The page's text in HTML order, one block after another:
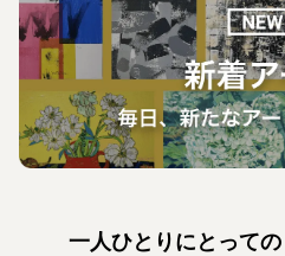
一人ひとりにとっての